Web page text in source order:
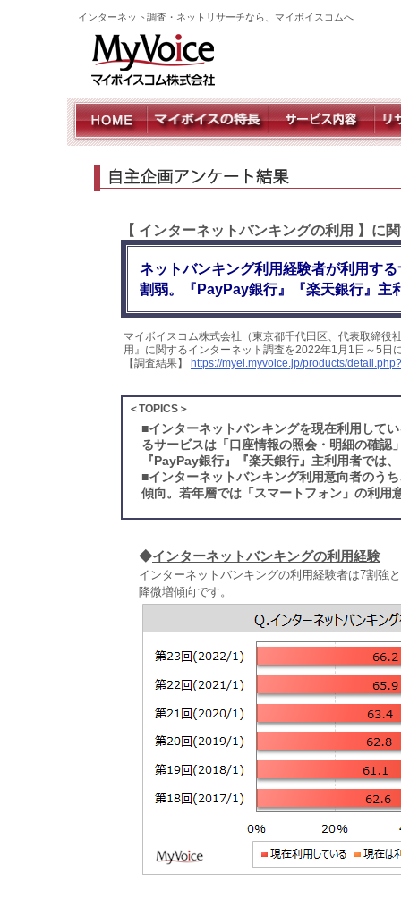
インターネット調査・ネットリサーチなら、マイボイスコムへ
【 インターネットバンキングの利用 】に
ネットバンキング利用経験者が利用す
割弱。『PayPay銀行』『楽天銀行』主
マイボイスコム株式会社（東京都千代田区、代表取締
用』に関するインターネット調査を2022年1月1日～5
【調査結果】
https://myel.myvoice.jp/products/
＜TOPICS＞
■インターネットバンキングを現在利用して
るサービスは「口座情報の照会・明細の確認
『PayPay銀行』『楽天銀行』主利用者では
■インターネットバンキング利用意向者のう
傾向。若年層では「スマートフォン」の利用
◆インターネットバンキングの利用経験
インターネットバンキングの利用経験者は7割強
降微増傾向です。